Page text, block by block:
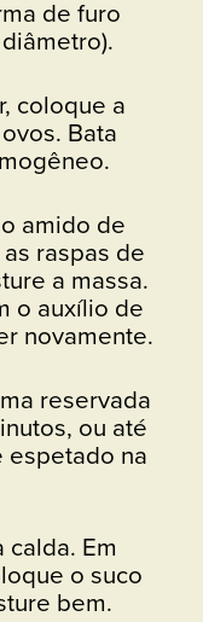
de furo
coloque a
Bata
amido de
raspas de
a massa.
o auxílio de
novamente.
reservada
ou até
na
Em
o suco
bem.